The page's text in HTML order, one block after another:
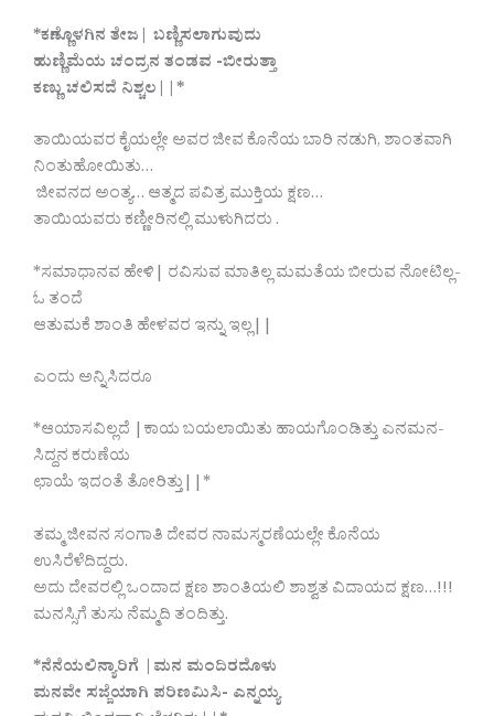
*ಕಣ್ಣೊಳಗಿನ ತೇಜ| ಬಣ್ಣಿಸಲಾಗುವುದು
ಹುಣ್ಣಿಮೆಯ ಚಂದ್ರನ ತಂಡವ -ಬೀರುತ್ತಾ
ಕಣ್ಣು ಚಲಿಸದೆ ನಿಶ್ಚಲ||*
ತಾಯಿಯವರ ಕೈಯಲ್ಲೇ ಅವರ ಜೀವ ಕೊನೆಯ ಬಾರಿ ನಡುಗಿ, ಶಾಂತವಾಗಿ
ನಿಂತುಹೋಯಿತು…
ಜೀವನದ ಅಂತ್ಯ… ಆತ್ಮದ ಪವಿತ್ರ ಮುಕ್ತಿಯ ಕ್ಷಣ…
ತಾಯಿಯವರು ಕಣ್ಣೀರಿನಲ್ಲಿ ಮುಳುಗಿದರು .
*ಸಮಾಧಾನವ ಹೇಳಿ| ರವಿಸುವ ಮಾತಿಲ್ಲ ಮಮತೆಯ ಬೀರುವ ನೋಟಿಲ್ಲ-
ಓ ತಂದೆ
ಆತುಮಕೆ ಶಾಂತಿ ಹೇಳವರ ಇನ್ನು ಇಲ್ಲ||
ಎಂದು ಅನ್ನಿಸಿದರೂ
*ಆಯಾಸವಿಲ್ಲದೆ |ಕಾಯ ಬಯಲಾಯಿತು ಹಾಯಗೊಂಡಿತ್ತು ಎನಮನ-
ಸಿದ್ದನ ಕರುಣೆಯ
ಛಾಯೆ ಇದಂತೆ ತೋರಿತ್ತು||*
ತಮ್ಮ ಜೀವನ ಸಂಗಾತಿ ದೇವರ ನಾಮಸ್ಮರಣೆಯಲ್ಲೇ ಕೊನೆಯ
ಉಸಿರೆಳೆದಿದ್ದರು.
ಅದು ದೇವರಲ್ಲಿ ಒಂದಾದ ಕ್ಷಣ ಶಾಂತಿಯಲಿ ಶಾಶ್ವತ ವಿದಾಯದ ಕ್ಷಣ…!!!
ಮನಸ್ಸಿಗೆ ತುಸು ನೆಮ್ಮದಿ ತಂದಿತ್ತು.
*ನೆನೆಯಲಿನ್ಯಾರಿಗೆ |ಮನ ಮಂದಿರದೊಳು
ಮನವೇ ಸಜ್ಜೆಯಾಗಿ ಪರಿಣಮಿಸಿ- ಎನ್ನಯ್ಯ